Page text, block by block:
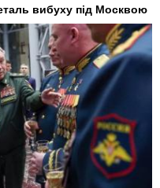
вибуху під Москвою